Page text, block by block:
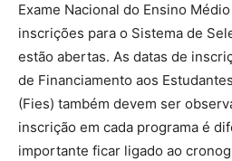
Exame Nacional do Ensino
inscrições para o Sistema de
estão abertas. As datas de
de Financiamento aos
(Fies) também devem ser
inscrição em cada programa é
importante ficar ligado ao